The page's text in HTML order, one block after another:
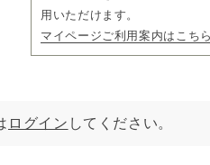
用いただけます。
マイページご利用案内はこち
ログイン してください。